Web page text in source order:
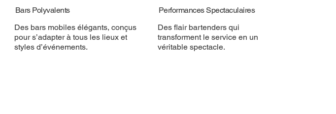
Bars Polyvalents
Des bars mobiles élégants, conçus
pour s’adapter à tous les lieux et
styles d’événements.
Performances Spectaculaires
Des flair bartenders qui
transforment le service en un
véritable spectacle.